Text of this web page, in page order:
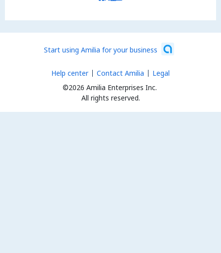
Start using Amilia for your business
©2026 Amilia Enterprises Inc.
All rights reserved.
Help center Contact Amilia Legal